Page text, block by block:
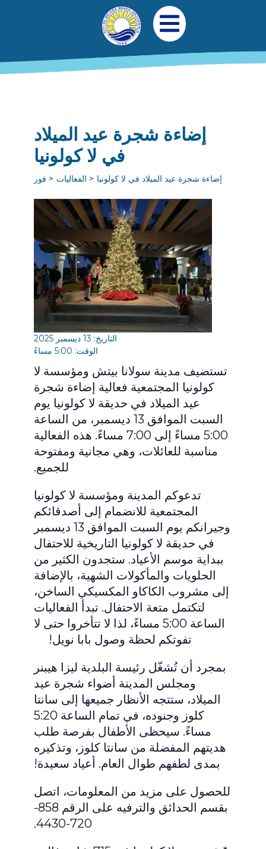
تجاوز إلى المحتوى الرئيسيالتنقل الرئيسي
افتح قائمة الجوال
إضاءة شجرة عيد الميلاد
في لا كولونيا
فور الفعاليات إضاءة شجرة عيد الميلاد في لا كولونيا
التاريخ: 13 ديسمبر 2025
الوقت: 5:00 مساءً
تستضيف مدينة سولانا بيتش ومؤسسة لا
كولونيا المجتمعية فعالية إضاءة شجرة
عيد الميلاد في حديقة لا كولونيا يوم
السبت الموافق 13 ديسمبر، من الساعة
5:00 مساءً إلى 7:00 مساءً. هذه الفعالية
مناسبة للعائلات، وهي مجانية ومفتوحة
للجميع.
تدعوكم المدينة ومؤسسة لا كولونيا
المجتمعية للانضمام إلى أصدقائكم
وجيرانكم يوم السبت الموافق 13 ديسمبر
في حديقة لا كولونيا التاريخية للاحتفال
ببداية موسم الأعياد. ستجدون الكثير من
الحلويات والمأكولات الشهية، بالإضافة
إلى مشروب الكاكاو المكسيكي الساخن،
لتكتمل متعة الاحتفال. تبدأ الفعاليات
الساعة 5:00 مساءً، لذا لا تتأخروا حتى لا
تفوتكم لحظة وصول بابا نويل!
بمجرد أن تُشغّل رئيسة البلدية ليزا هيبنر
ومجلس المدينة أضواء شجرة عيد
الميلاد، ستتجه الأنظار جميعها إلى سانتا
كلوز وجنوده، في تمام الساعة 5:20
مساءً. سيحظى الأطفال بفرصة طلب
هديتهم المفضلة من سانتا كلوز، وتذكيره
بمدى لطفهم طوال العام. أعياد سعيدة!
للحصول على مزيد من المعلومات، اتصل
بقسم الحدائق والترفيه على الرقم 858-
720-4430.